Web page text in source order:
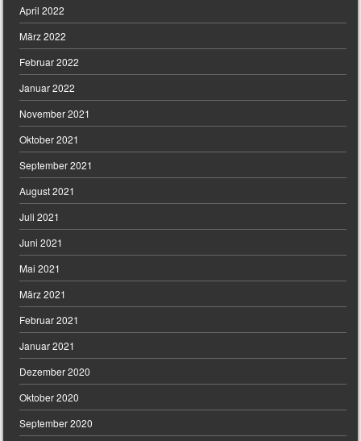
April 2022
März 2022
Februar 2022
Januar 2022
November 2021
Oktober 2021
September 2021
August 2021
Juli 2021
Juni 2021
Mai 2021
März 2021
Februar 2021
Januar 2021
Dezember 2020
Oktober 2020
September 2020